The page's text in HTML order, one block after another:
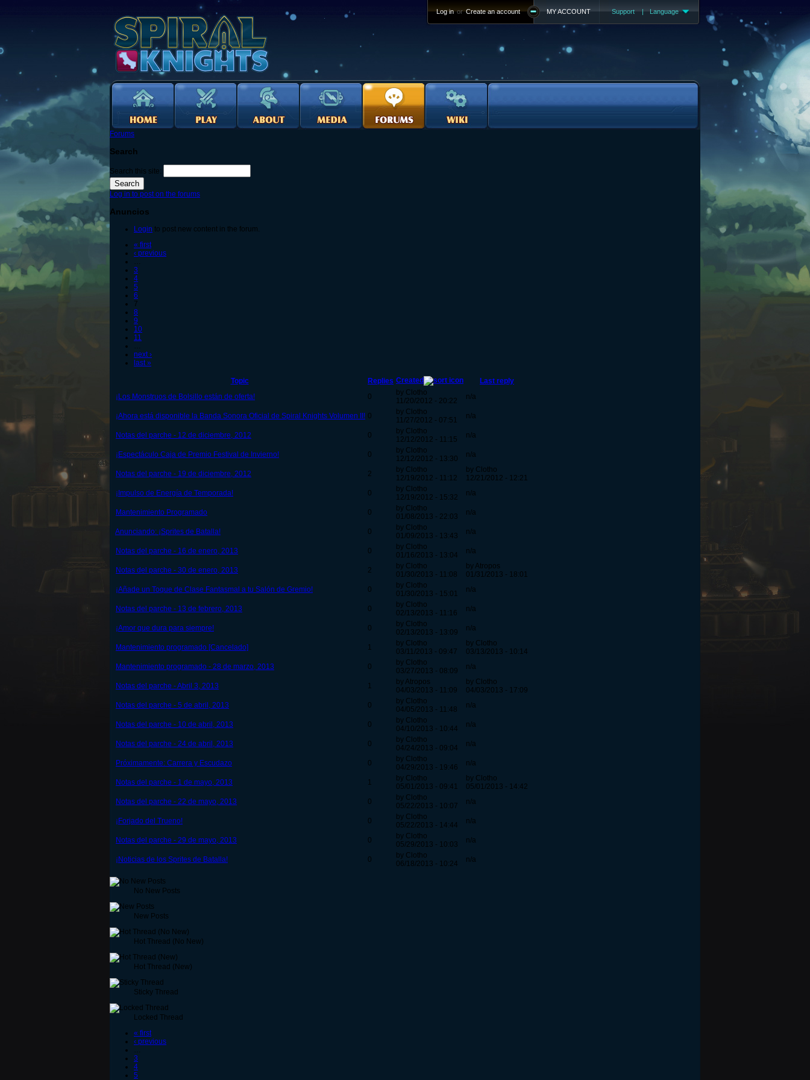
Support | Language
MY ACCOUNT
Log in or Create an account
Forums
Search
Search this site:
Log in to post on the forums
Anuncios
Login to post new content in the forum.
« first
‹ previous
…
3
4
5
6
7
8
9
10
11
…
next ›
last »
Topic Replies Created
Last reply
¡Los Monstruos de Bolsillo están de oferta!
0
by Clotho
11/20/2012 - 20:22
n/a
¡Ahora está disponible la Banda Sonora Oficial de Spiral Knights Volumen II! 0
by Clotho
11/27/2012 - 07:51
n/a
Notas del parche - 12 de diciembre, 2012 0
by Clotho
12/12/2012 - 11:15
n/a
¡Espectáculo Caja de Premio Festival de Invierno! 0
by Clotho
12/12/2012 - 13:30
n/a
Notas del parche - 19 de diciembre, 2012 2
by Clotho
12/19/2012 - 11:12
by Clotho
12/21/2012 - 12:21
¡Impulso de Energía de Temporada!
0
by Clotho
12/19/2012 - 15:32
n/a
Mantenimiento Programado 0
by Clotho
01/08/2013 - 22:03
n/a
Anunciando: ¡Sprites de Batalla! 0
by Clotho
01/09/2013 - 13:43
n/a
Notas del parche - 16 de enero, 2013 0
by Clotho
01/16/2013 - 13:04
n/a
Notas del parche - 30 de enero, 2013 2
by Clotho
01/30/2013 - 11:08
by Atropos
01/31/2013 - 18:01
¡Añade un Toque de Clase Fantasmal a tu Salón de Gremio!
0
by Clotho
01/30/2013 - 15:01
n/a
Notas del parche - 13 de febrero, 2013 0
by Clotho
02/13/2013 - 11:16
n/a
¡Amor que dura para siempre! 0
by Clotho
02/13/2013 - 13:09
n/a
Mantenimiento programado [Cancelado] 1
by Clotho
03/11/2013 - 09:47
by Clotho
03/13/2013 - 10:14
Mantenimiento programado - 28 de marzo, 2013
0
by Clotho
03/27/2013 - 08:09
n/a
Notas del parche - Abril 3, 2013 1
by Atropos
04/03/2013 - 11:09
by Clotho
04/03/2013 - 17:09
Notas del parche - 5 de abril, 2013
0
by Clotho
04/05/2013 - 11:48
n/a
Notas del parche - 10 de abril, 2013 0
by Clotho
04/10/2013 - 10:44
n/a
Notas del parche - 24 de abril, 2013 0
by Clotho
04/24/2013 - 09:04
n/a
Próximamente: Carrera y Escudazo 0
by Clotho
04/29/2013 - 19:46
n/a
Notas del parche - 1 de mayo, 2013 1
by Clotho
05/01/2013 - 09:41
by Clotho
05/01/2013 - 14:42
Notas del parche - 22 de mayo, 2013
0
by Clotho
05/22/2013 - 10:07
n/a
¡Forjado del Trueno! 0
by Clotho
05/22/2013 - 14:44
n/a
Notas del parche - 29 de mayo, 2013 0
by Clotho
05/29/2013 - 10:03
n/a
¡Noticias de los Sprites de Batalla! 0
by Clotho
06/18/2013 - 10:24
n/a
No New Posts
New Posts
Hot Thread (No New)
Hot Thread (New)
Sticky Thread
Locked Thread
« first
‹ previous
…
3
4
5